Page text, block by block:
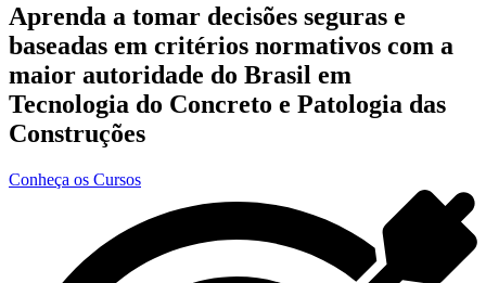
Aprenda a tomar decisões seguras e
baseadas em critérios normativos com a
maior autoridade do Brasil em
Tecnologia do Concreto e Patologia das
Construções
Conheça os Cursos